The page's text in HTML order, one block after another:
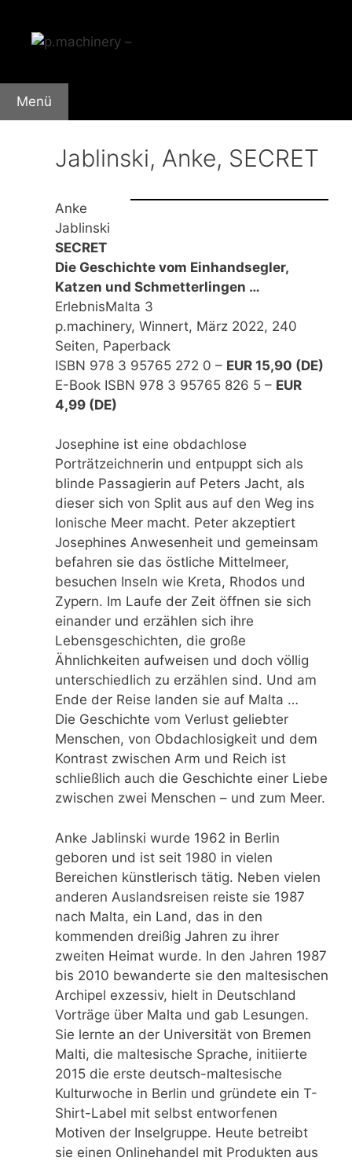
Inhalt
springen
Menü
Jablinski, Anke, SECRET
Anke
Jablinski
SECRET
Die Geschichte vom Einhandsegler,
Katzen und Schmetterlingen …
ErlebnisMalta 3
p.machinery, Winnert, März 2022, 240
Seiten, Paperback
ISBN 978 3 95765 272 0 – EUR 15,90 (DE)
E-Book ISBN 978 3 95765 826 5 – EUR
4,99 (DE)
Josephine ist eine obdachlose
Porträtzeichnerin und entpuppt sich als
blinde Passagierin auf Peters Jacht, als
dieser sich von Split aus auf den Weg ins
Ionische Meer macht. Peter akzeptiert
Josephines Anwesenheit und gemeinsam
befahren sie das östliche Mittelmeer,
besuchen Inseln wie Kreta, Rhodos und
Zypern. Im Laufe der Zeit öffnen sie sich
einander und erzählen sich ihre
Lebensgeschichten, die große
Ähnlichkeiten aufweisen und doch völlig
unterschiedlich zu erzählen sind. Und am
Ende der Reise landen sie auf Malta …
Die Geschichte vom Verlust geliebter
Menschen, von Obdachlosigkeit und dem
Kontrast zwischen Arm und Reich ist
schließlich auch die Geschichte einer Liebe
zwischen zwei Menschen – und zum Meer.
Anke Jablinski wurde 1962 in Berlin
geboren und ist seit 1980 in vielen
Bereichen künstlerisch tätig. Neben vielen
anderen Auslandsreisen reiste sie 1987
nach Malta, ein Land, das in den
kommenden dreißig Jahren zu ihrer
zweiten Heimat wurde. In den Jahren 1987
bis 2010 bewanderte sie den maltesischen
Archipel exzessiv, hielt in Deutschland
Vorträge über Malta und gab Lesungen.
Sie lernte an der Universität von Bremen
Malti, die maltesische Sprache, initiierte
2015 die erste deutsch-maltesische
Kulturwoche in Berlin und gründete ein T-
Shirt-Label mit selbst entworfenen
Motiven der Inselgruppe. Heute betreibt
sie einen Onlinehandel mit Produkten aus